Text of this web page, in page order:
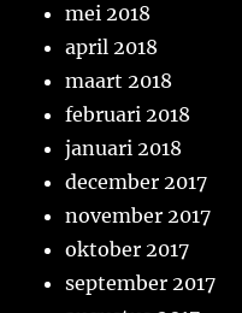
mei 2018
april 2018
maart 2018
februari 2018
januari 2018
december 2017
november 2017
oktober 2017
september 2017